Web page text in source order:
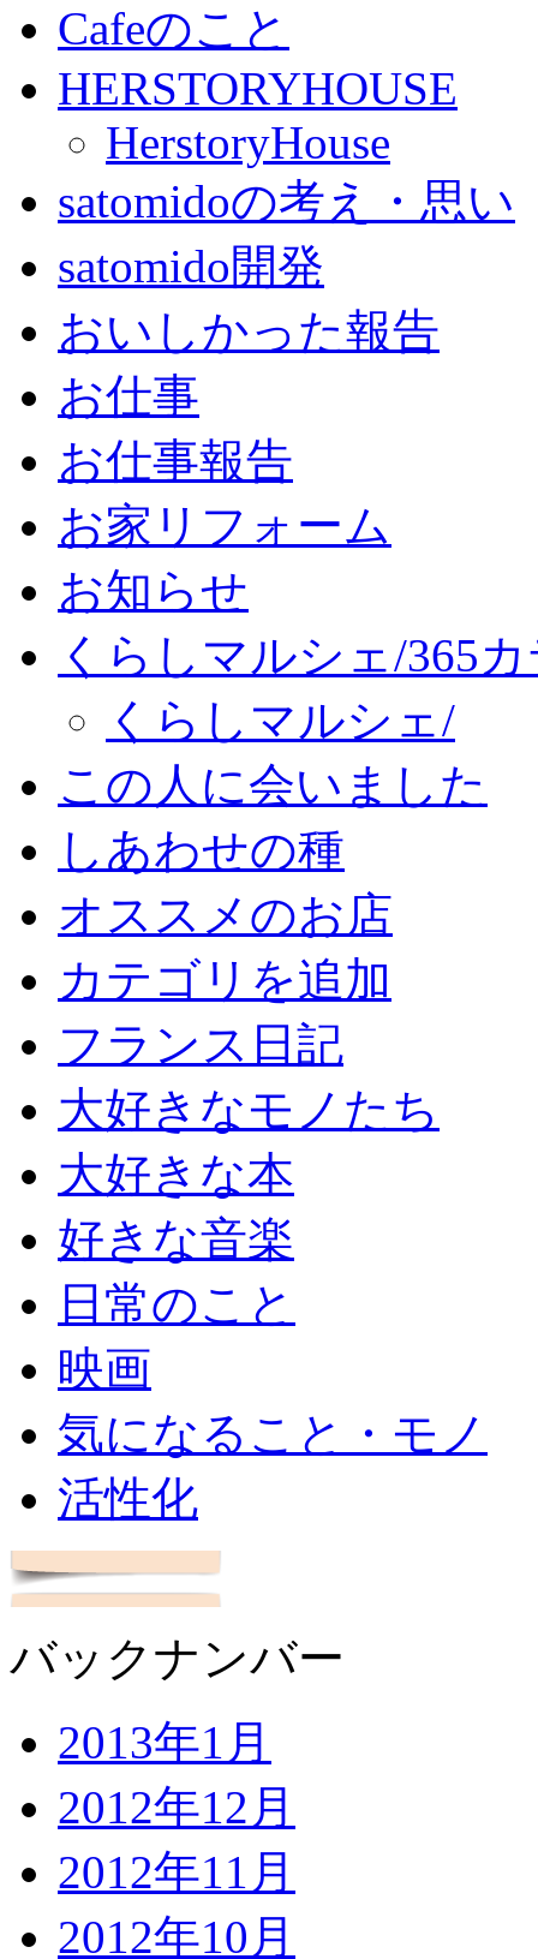
Cafeのこと
HERSTORYHOUSE
HerstoryHouse
satomidoの考え・思い
satomido開発
おいしかった報告
お仕事
お仕事報告
お家リフォーム
お知らせ
くらしマルシェ/365
くらしマルシェ/
この人に会いました
しあわせの種
オススメのお店
カテゴリを追加
フランス日記
大好きなモノたち
大好きな本
好きな音楽
日常のこと
映画
気になること・モノ
活性化
バックナンバー
2013年1月
2012年12月
2012年11月
2012年10月